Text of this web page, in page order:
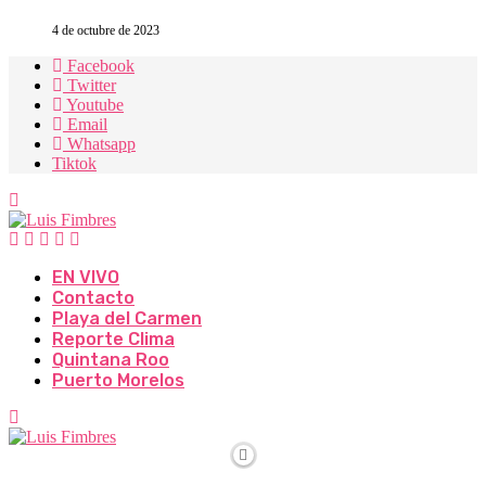
4 de octubre de 2023
Facebook
Twitter
Youtube
Email
Whatsapp
Tiktok
EN VIVO
Contacto
Playa del Carmen
Reporte Clima
Quintana Roo
Puerto Morelos